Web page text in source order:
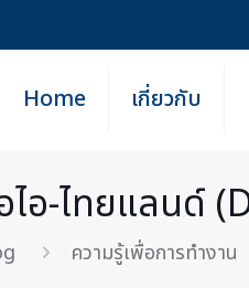
Home เกี่ยวกับ
ไอ-ไทยแลนด์
ความรู้เพื่อการทำงาน